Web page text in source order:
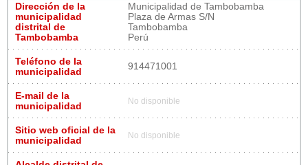
Dirección de la
municipalidad
distrital de
Tambobamba
Municipalidad de Tambobamba
Plaza de Armas S/N
Tambobamba
Perú
Teléfono de la
municipalidad
914471001
E-mail de la
municipalidad
No disponible
Sitio web oficial de la
municipalidad
No disponible